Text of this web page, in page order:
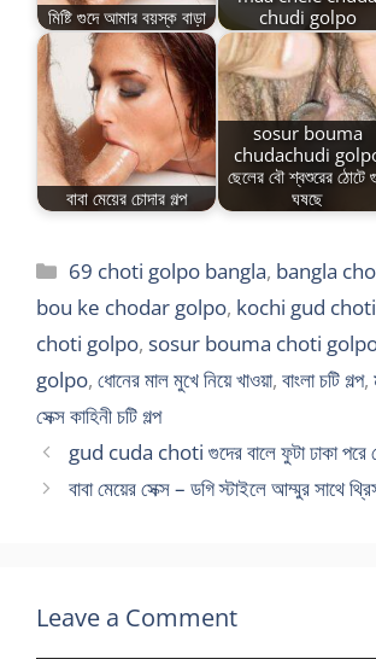
মিষ্টি গুদে আমার বয়স্ক বাড়া
chudi golpo
বাবা মেয়ের চোদার গল্প
sosur bouma
chudachudi
ছেলের বৌ শ্বশুরের ঠোটে
ঘষছে
Categories
69 choti golpo bangla, bangla
bou ke chodar golpo, kochi gud choti
choti golpo, sosur bouma choti
golpo, ধোনের মাল মুখে নিয়ে খাওয়া, বাংলা চটি গল্প,
সেক্স কাহিনী চটি গল্প
gud cuda choti গুদের বালে ফুটা ঢাকা পরে
বাবা মেয়ের সেক্স – ডগি স্টাইলে আম্মুর সাথে
Leave a Comment